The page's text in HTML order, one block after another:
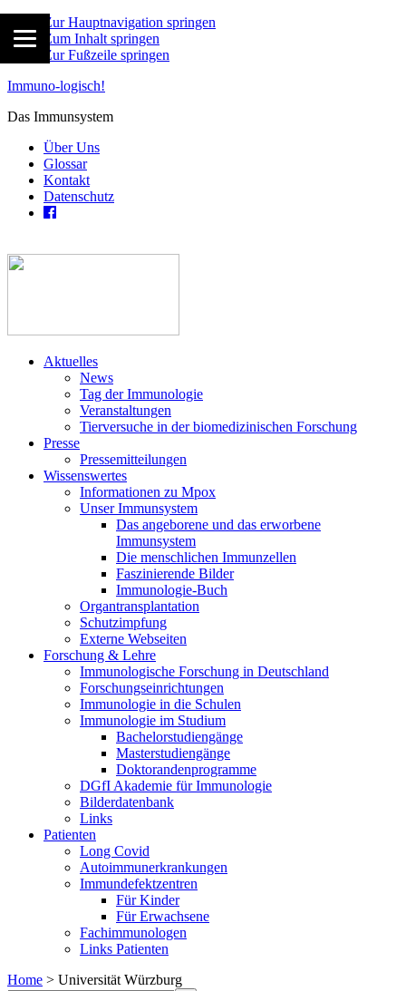
Zur Hauptnavigation springen
Zum Inhalt springen
Zur Fußzeile springen
Immuno-logisch!
Das Immunsystem
Über Uns
Glossar
Kontakt
Datenschutz
Aktuelles
News
Tag der Immunologie
Veranstaltungen
Tierversuche in der biomedizinischen Forschung
Presse
Pressemitteilungen
Wissenswertes
Informationen zu Mpox
Unser Immunsystem
Das angeborene und das erworbene
Immunsystem
Die menschlichen Immunzellen
Faszinierende Bilder
Immunologie-Buch
Organtransplantation
Schutzimpfung
Externe Webseiten
Forschung & Lehre
Immunologische Forschung in Deutschland
Forschungseinrichtungen
Immunologie in die Schulen
Immunologie im Studium
Bachelorstudiengänge
Masterstudiengänge
Doktorandenprogramme
DGfI Akademie für Immunologie
Bilderdatenbank
Links
Patienten
Long Covid
Autoimmunerkrankungen
Immundefektzentren
Für Kinder
Für Erwachsene
Fachimmunologen
Links Patienten
Home > Universität Würzburg